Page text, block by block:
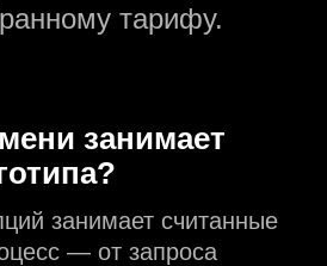
тарифу.
занимает
занимает считанные
— от запроса